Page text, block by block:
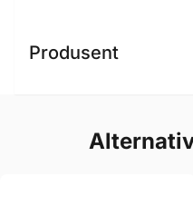
Produsent